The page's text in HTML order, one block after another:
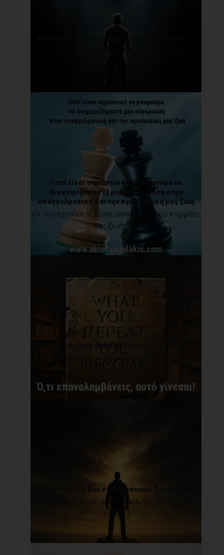
Οι άνθρωποι έχουν επιθυμίες. Κάποιοι
θέλουν να προ[...]
Γιατί είναι σημαντικό να μπορούμε να
διαχειριζόμαστε μια σύγκρουση στην
επαγγελματική και την προσωπική μας ζωή
Οι συγκρούσεις είναι αναπόφευκτο κομμάτι
της ζωής [...]
Οι συνήθειες σου αποκαλύπτουν το μέλλον σου.
Οι συνήθειες σου αποκαλύπτουν το μέλλον
Οι δυσκολίες δεν σε σταματούν. Σε χτίζουν!
Η ζωή δεν είναι ούτε δίκαιη, ούτε άδικη.
Είνα[...]